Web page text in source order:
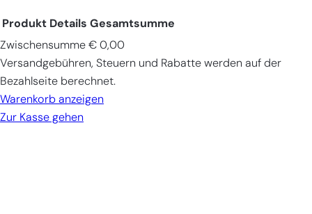
Produkte
im
Warenkorb
Produkt Details Gesamtsumme
Zwischensumme € 0,00
Versandgebühren, Steuern und Rabatte werden auf der
Bezahlseite berechnet.
Warenkorb anzeigen
Zur Kasse gehen